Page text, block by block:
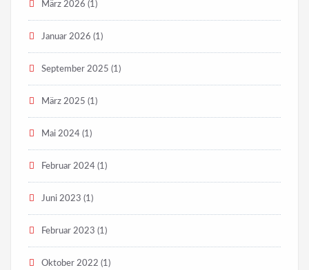
März 2026 (1)
Januar 2026 (1)
September 2025 (1)
März 2025 (1)
Mai 2024 (1)
Februar 2024 (1)
Juni 2023 (1)
Februar 2023 (1)
Oktober 2022 (1)